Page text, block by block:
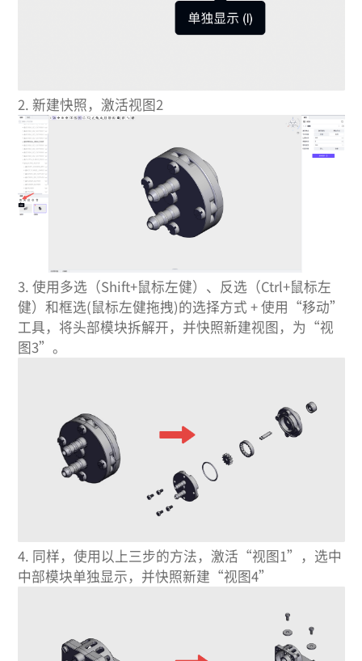
2. 新建快照，激活视图2
3. 使用多选（Shift+鼠标左健）、反选（Ctrl+鼠标左
健）和框选(鼠标左健拖拽)的选择方式 + 使用“移动”
工具，将头部模块拆解开，并快照新建视图，为“视
图3”。
4. 同样，使用以上三步的方法，激活“视图1”，选中
中部模块单独显示，并快照新建“视图4”